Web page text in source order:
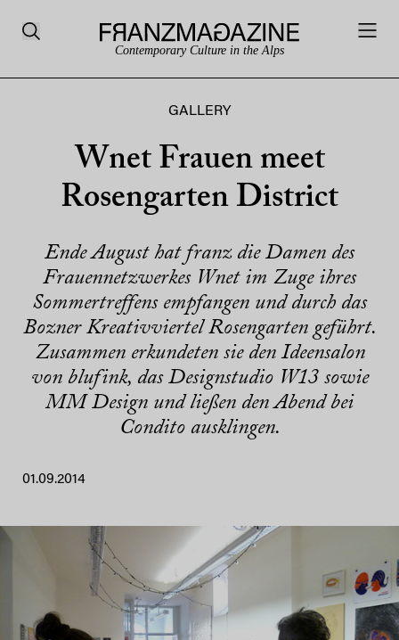
Contemporary Culture in the Alps
GALLERY
Wnet Frauen meet
Rosengarten District
Ende August hat franz die Damen des
Frauennetzwerkes Wnet im Zuge ihres
Sommertreffens empfangen und durch das
Bozner Kreativviertel Rosengarten geführt.
Zusammen erkundeten sie den Ideensalon
von blufink, das Designstudio W13 sowie
MM Design und ließen den Abend bei
Condito ausklingen.
01.09.2014